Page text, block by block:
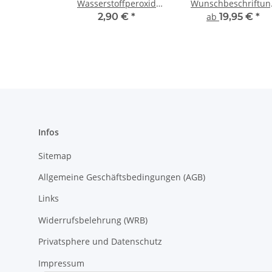
Wasserstoffperoxid
3,6% Lösung
2,90 € *
Lasergravur 1-zeilig
ab 19,95 € *
Infos
Sitemap
Allgemeine Geschäftsbedingungen (AGB)
Links
Widerrufsbelehrung (WRB)
Privatsphere und Datenschutz
Impressum